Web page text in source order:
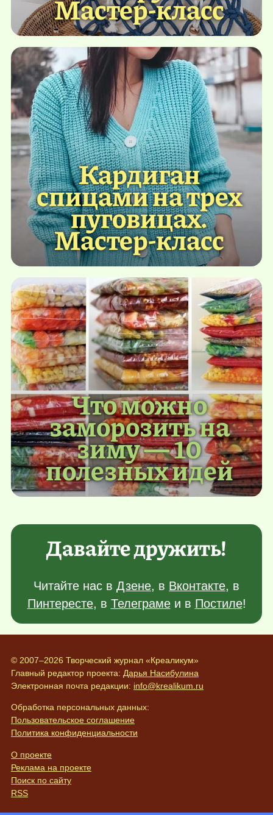
Мастер-класс
Кардиган
спицами на трех
пуговицах.
Мастер-класс
Что можно
заморозить на
зиму — 10
полезных идей
Давайте дружить!
Читайте нас в Дзене, в Вконтакте, в
Пинтересте, в Телеграмеи в Постиле!
© 2007–2026 Творческий журнал «Креаликум»
Главный редактор проекта: Дарья Насибулина
Электронная почта редакции: info@krealikum.ru
Обработка персональных данных:
Пользовательское соглашение
Политика конфиденциальности
О проекте
Реклама на проекте
Поиск по сайту
RSS